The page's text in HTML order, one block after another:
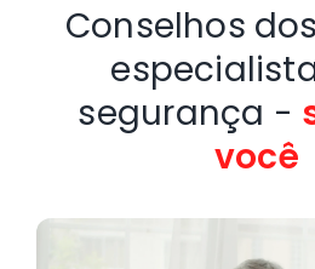
Conselhos
segurança -
você